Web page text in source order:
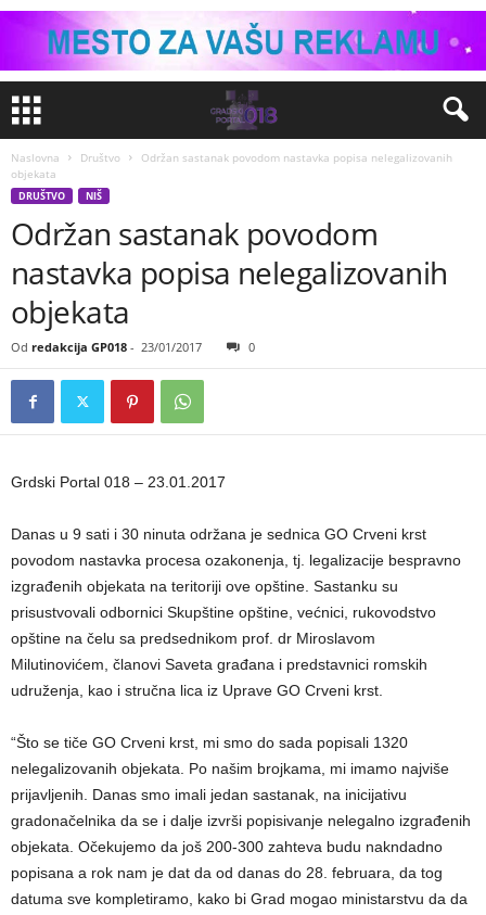
Naslovna Društvo
Održan sastanak povodom nastavka popisa nelegalizovanih
objekata
DRUŠTVO NIŠ
Održan sastanak povodom
nastavka popisa nelegalizovanih
objekata
Od redakcija GP018 - 23/01/2017 0
Grdski Portal 018 – 23.01.2017
Danas u 9 sati i 30 ninuta održana je sednica GO Crveni krst
povodom nastavka procesa ozakonenja, tj. legalizacije bespravno
izgrađenih objekata na teritoriji ove opštine. Sastanku su
prisustvovali odbornici Skupštine opštine, većnici, rukovodstvo
opštine na čelu sa predsednikom prof. dr Miroslavom
Milutinovićem, članovi Saveta građana i predstavnici romskih
udruženja, kao i stručna lica iz Uprave GO Crveni krst.
“Što se tiče GO Crveni krst, mi smo do sada popisali 1320
nelegalizovanih objekata. Po našim brojkama, mi imamo najviše
prijavljenih. Danas smo imali jedan sastanak, na inicijativu
gradonačelnika da se i dalje izvrši popisivanje nelegalno izgrađenih
objekata. Očekujemo da još 200-300 zahteva budu nakndadno
popisana a rok nam je dat da od danas do 28. februara, da tog
datuma sve kompletiramo, kako bi Grad mogao ministarstvu da da